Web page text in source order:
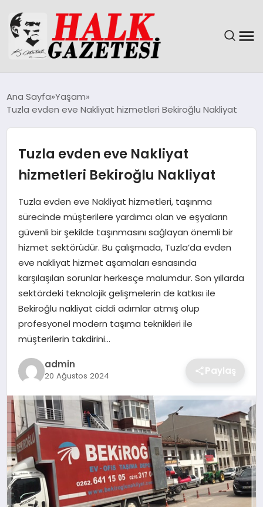
EĞITIM
EKONOMI
SAĞLIK
TEKNOLOJI
YAŞAM
Ana Sayfa Yaşam
Tuzla evden eve Nakliyat hizmetleri Bekiroğlu Nakliyat
Tuzla evden eve Nakliyat
hizmetleri Bekiroğlu Nakliyat
Tuzla evden eve Nakliyat hizmetleri, taşınma
sürecinde müşterilere yardımcı olan ve eşyaların
güvenli bir şekilde taşınmasını sağlayan önemli bir
hizmet sektörüdür. Bu çalışmada, Tuzla’da evden
eve nakliyat hizmet aşamaları esnasında
karşılaşılan sorunlar herkesçe malumdur. Son yıllarda
sektördeki teknolojik gelişmelerin de katkısı ile
Bekiroğlu nakliyat ciddi adımlar atmış olup
profesyonel modern taşıma teknikleri ile
müşterilerin takdirini…
admin
20 Ağustos 2024 Paylaş